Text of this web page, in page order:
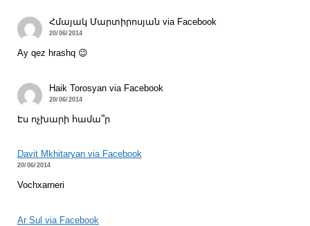
Հմայակ Մարտիրոսյան via Facebook
20/06/2014
Ay qez hrashq 😉
Haik Torosyan via Facebook
20/06/2014
Էս ոչխարի համա՞ր
Davit Mkhitaryan via Facebook
20/06/2014
Vochxarneri
Ar Sul via Facebook